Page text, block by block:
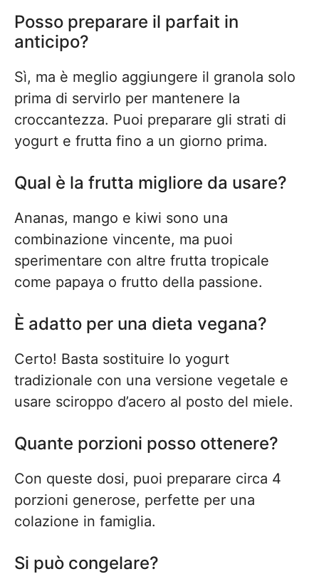
Posso preparare il parfait in
anticipo?
Sì, ma è meglio aggiungere il granola solo
prima di servirlo per mantenere la
croccantezza. Puoi preparare gli strati di
yogurt e frutta fino a un giorno prima.
Qual è la frutta migliore da usare?
Ananas, mango e kiwi sono una
combinazione vincente, ma puoi
sperimentare con altre frutta tropicale
come papaya o frutto della passione.
È adatto per una dieta vegana?
Certo! Basta sostituire lo yogurt
tradizionale con una versione vegetale e
usare sciroppo d’acero al posto del miele.
Quante porzioni posso ottenere?
Con queste dosi, puoi preparare circa 4
porzioni generose, perfette per una
colazione in famiglia.
Si può congelare?